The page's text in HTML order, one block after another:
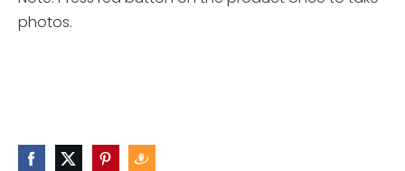
photos.